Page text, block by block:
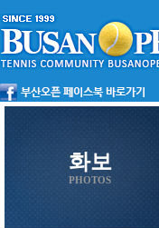
화보
PHOTOS